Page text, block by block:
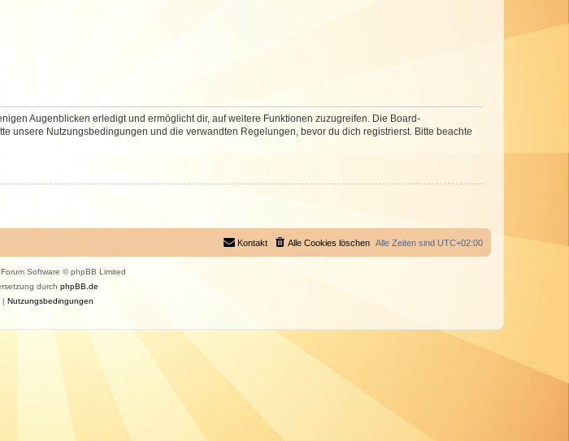
Augenblicken erledigt und ermöglicht dir, auf weitere Funktionen zuzugreifen. Die Board-
unsere Nutzungsbedingungen und die verwandten Regelungen, bevor du dich registrierst. Bitte beachte
Alle Zeiten sind UTC+02:00
Alle Cookies löschen
Kontakt
Software © phpBB Limited
durch phpBB.de
| Nutzungsbedingungen